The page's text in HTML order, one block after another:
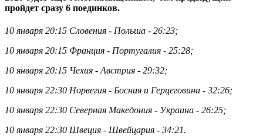
пройдет сразу 6 поединков.
10 января 20:15 Словения - Польша - 26:23;
10 января 20:15 Франция - Португалия - 25:28;
10 января 20:15 Чехия - Австрия - 29:32;
10 января 22:30 Норвегия - Босния и Герцеговина - 32:26;
10 января 22:30 Северная Македония - Украина - 26:25;
10 января 22:30 Швеция - Швейцария - 34:21.